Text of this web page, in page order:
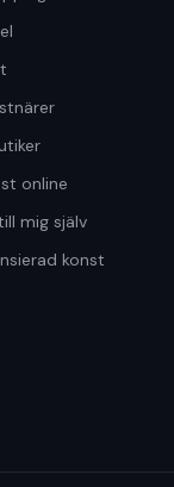
online
mig själv
konst